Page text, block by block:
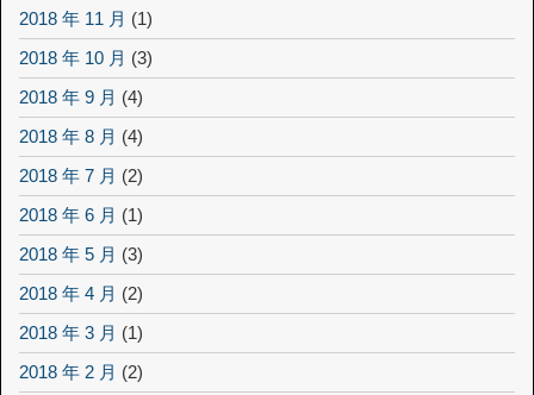
2018 年 11 月 (1)
2018 年 10 月 (3)
2018 年 9 月 (4)
2018 年 8 月 (4)
2018 年 7 月 (2)
2018 年 6 月 (1)
2018 年 5 月 (3)
2018 年 4 月 (2)
2018 年 3 月 (1)
2018 年 2 月 (2)